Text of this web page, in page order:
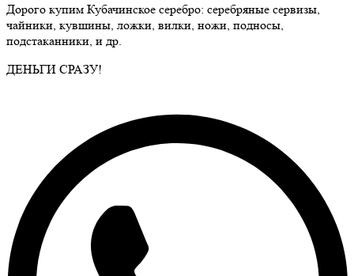
Дорого купим Кубачинское серебро: серебряные сервизы,
чайники, кувшины, ложки, вилки, ножи, подносы,
подстаканники, и др.
ДЕНЬГИ СРАЗУ!